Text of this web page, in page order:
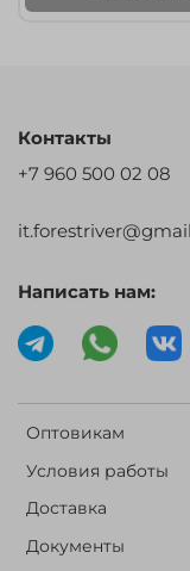
Оптовикам
Условия работы
Доставка
Документы
Контакты
+7 960 500 02 08
Написать нам: